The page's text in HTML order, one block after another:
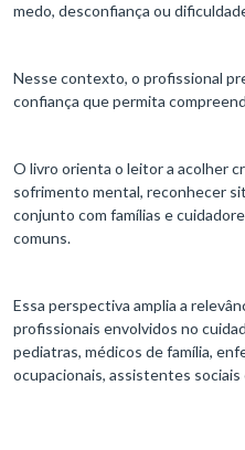
medo, desconfiança ou
Nesse contexto, o profissional
confiança que permita
O livro orienta o leitor a acolher
sofrimento mental, reconhecer
conjunto com famílias e
comuns.
Essa perspectiva amplia a
profissionais envolvidos no
pediatras, médicos de família,
ocupacionais, assistentes